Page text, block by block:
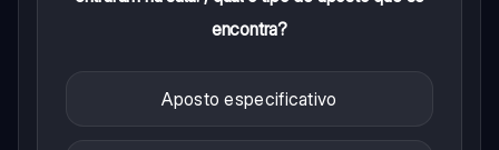
encontra?
Aposto especificativo